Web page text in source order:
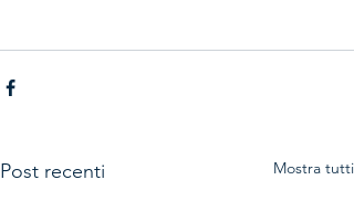
Post recenti Mostra tutti